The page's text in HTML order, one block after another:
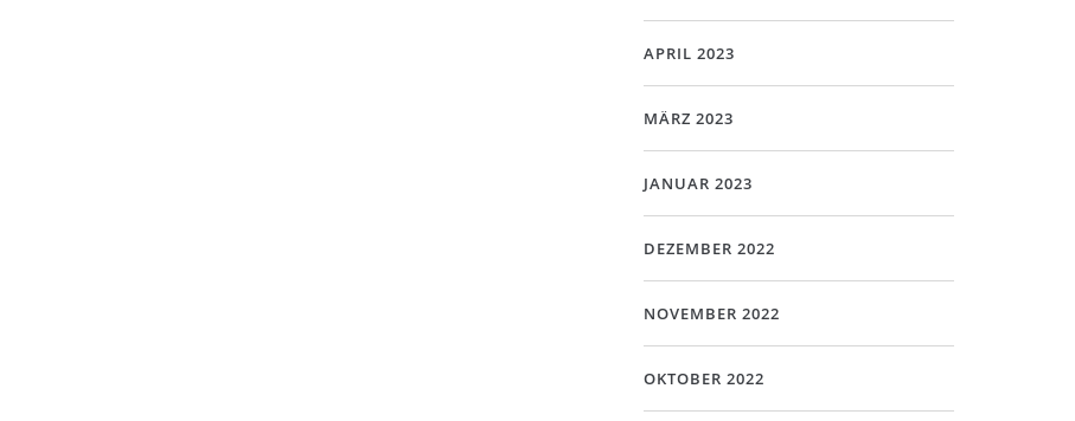
APRIL 2023
MÄRZ 2023
JANUAR 2023
DEZEMBER 2022
NOVEMBER 2022
OKTOBER 2022